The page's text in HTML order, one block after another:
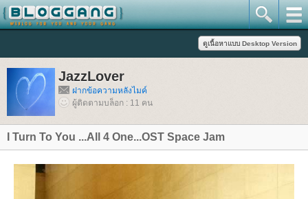
JazzLover
ฝากข้อความหลังไมค์
ผู้ติดตามบล็อก : 11 คน
I Turn To You ...All 4 One...OST Space Jam